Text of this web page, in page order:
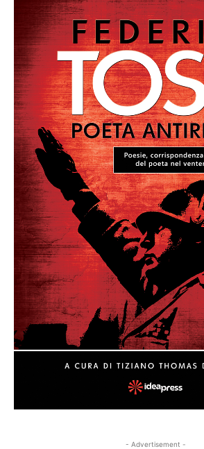
- Advertisement -